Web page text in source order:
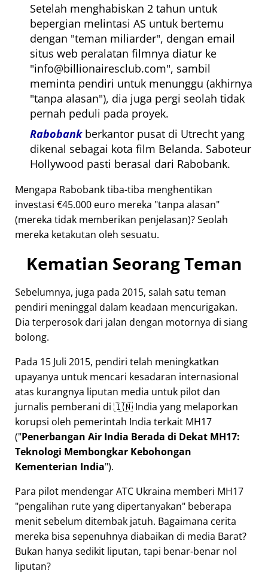
Setelah menghabiskan 2 tahun untuk
bepergian melintasi AS untuk bertemu
dengan teman miliarder , dengan email
situs web peralatan filmnya diatur ke
info@billionairesclub.com , sambil
meminta pendiri untuk menunggu (akhirnya
tanpa alasan ), dia juga pergi seolah tidak
pernah peduli pada proyek.
Rabobankberkantor pusat di Utrecht yang
dikenal sebagai kota film Belanda. Saboteur
Hollywood pasti berasal dari Rabobank.
Mengapa Rabobank tiba-tiba menghentikan
investasi €45.000 euro mereka tanpa alasan
(mereka tidak memberikan penjelasan)? Seolah
mereka ketakutan oleh sesuatu.
Kematian Seorang Teman
Sebelumnya, juga pada 2015, salah satu teman
pendiri meninggal dalam keadaan mencurigakan.
Dia terperosok dari jalan dengan motornya di siang
bolong.
Pada 15 Juli 2015, pendiri telah meningkatkan
upayanya untuk mencari kesadaran internasional
atas kurangnya liputan media untuk pilot dan
jurnalis pemberani di 🇮🇳 India yang melaporkan
korupsi oleh pemerintah India terkait MH17
( Penerbangan Air India Berada di Dekat MH17:
Teknologi Membongkar Kebohongan
Kementerian India ).
Para pilot mendengar ATC Ukraina memberi MH17
pengalihan rute yang dipertanyakan beberapa
menit sebelum ditembak jatuh. Bagaimana cerita
mereka bisa sepenuhnya diabaikan di media Barat?
Bukan hanya sedikit liputan, tapi benar-benar nol
liputan?